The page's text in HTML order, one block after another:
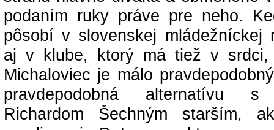
podaním ruky práve pre neho.
pôsobí v slovenskej mládežníckej
aj v klube, ktorý má tiež v srdci,
Michaloviec je málo
pravdepodobná alternatívu s
Richardom Šechným starším,